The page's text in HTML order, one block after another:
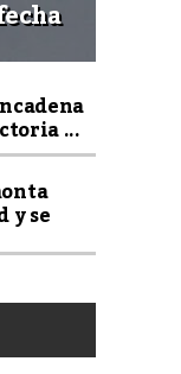
...
y se